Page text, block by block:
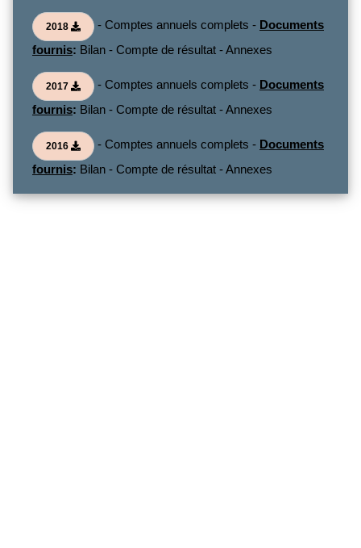
2018 - Comptes annuels complets - Documents
fournis: Bilan - Compte de résultat - Annexes
2017 - Comptes annuels complets - Documents
fournis: Bilan - Compte de résultat - Annexes
2016 - Comptes annuels complets - Documents
fournis: Bilan - Compte de résultat - Annexes